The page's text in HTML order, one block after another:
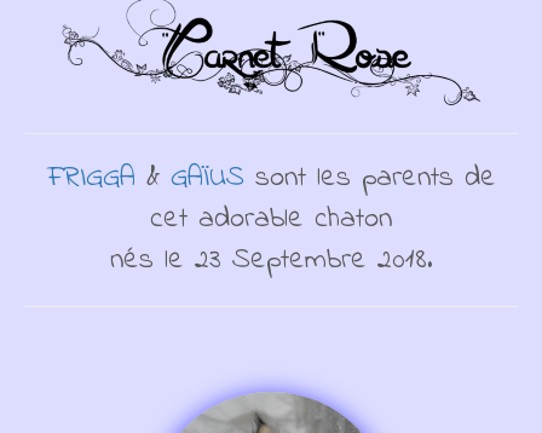
FRIGGA & GAÏUS sont les parents de
cet adorable chaton
nés le 23 Septembre 2018.